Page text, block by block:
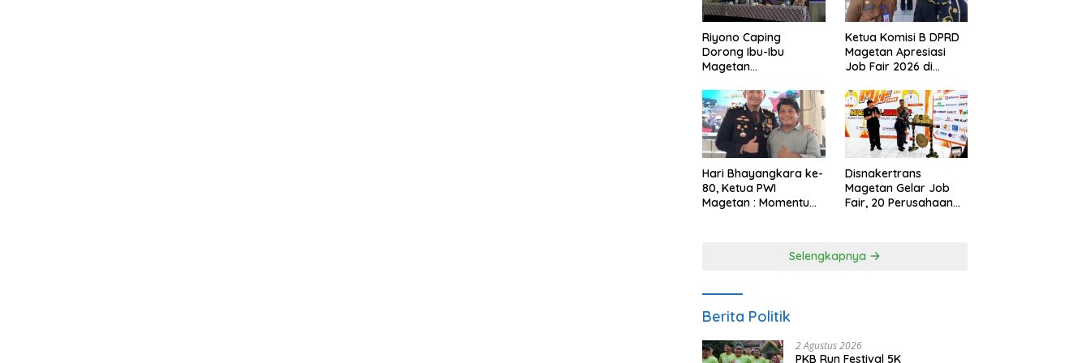
Riyono Caping
Dorong Ibu-Ibu
Magetan
Ikan, Perkuat Budaya
Gemar Makan Ikan
Ketua Komisi B DPRD
Magetan Apresiasi
Job Fair 2026 di
Anggaran
Hari Bhayangkara ke-
80, Ketua PWI
Magetan : Momentum
Disnakertrans
Magetan Gelar Job
Fair, 20 Perusahaan
Selengkapnya
Berita Politik
2 Agustus 2026
PKB Run Festival 5K